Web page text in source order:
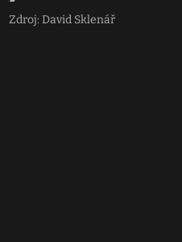
Zdroj: David Sklenář